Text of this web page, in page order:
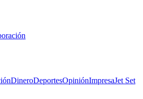
DineroDeportesOpiniónImpresaJet Set